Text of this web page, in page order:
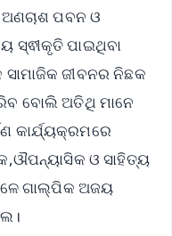
ପବନ ଓ
ସ୍ଵୀକୃତି ପାଇଥିବା
ଜୀବନର ନିଛକ
ବୋଲି ଅତିଥି ମାନେ
କାର୍ଯ୍ୟକ୍ରମରେ
ଓ ସାହିତ୍ୟ
ଗାଲ୍ପିକ ଅଜୟ